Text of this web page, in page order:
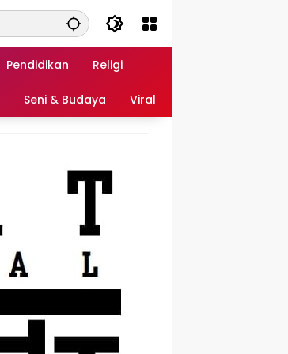
Pendidikan Religi
Seni & Budaya Viral